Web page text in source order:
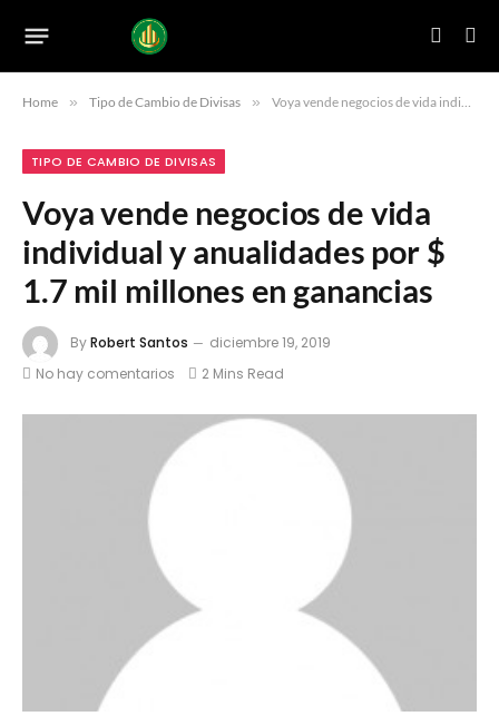
Home » Tipo de Cambio de Divisas » Voya vende negocios de vida individual y anualidades por $ 1.7 mil millones en ganancias
TIPO DE CAMBIO DE DIVISAS
Voya vende negocios de vida
individual y anualidades por $
1.7 mil millones en ganancias
ByRobert Santos
diciembre 19, 2019
No hay comentarios
2 Mins Read